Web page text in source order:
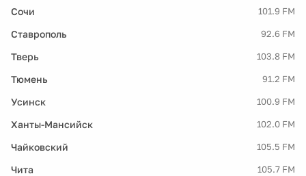
Сочи 101.9 FM
Ставрополь 92.6 FM
Тверь 103.8 FM
Тюмень 91.2 FM
Усинск 100.9 FM
Ханты-Мансийск 102.0 FM
Чайковский 105.5 FM
Чита 105.7 FM